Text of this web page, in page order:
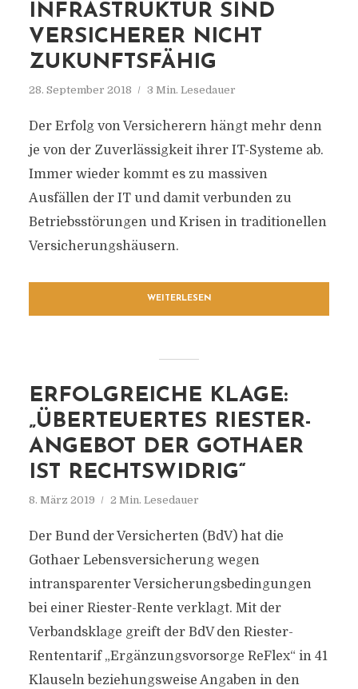
INFRASTRUKTUR SIND
VERSICHERER NICHT
ZUKUNFTSFÄHIG
28. September 2018 3 Min. Lesedauer
Der Erfolg von Versicherern hängt mehr denn
je von der Zuverlässigkeit ihrer IT-Systeme ab.
Immer wieder kommt es zu massiven
Ausfällen der IT und damit verbunden zu
Betriebsstörungen und Krisen in traditionellen
Versicherungshäusern.
WEITERLESEN
ERFOLGREICHE KLAGE:
„ÜBERTEUERTES RIESTER-
ANGEBOT DER GOTHAER
IST RECHTSWIDRIG“
8. März 2019 2 Min. Lesedauer
Der Bund der Versicherten (BdV) hat die
Gothaer Lebensversicherung wegen
intransparenter Versicherungsbedingungen
bei einer Riester-Rente verklagt. Mit der
Verbandsklage greift der BdV den Riester-
Rententarif „Ergänzungsvorsorge ReFlex“ in 41
Klauseln beziehungsweise Angaben in den